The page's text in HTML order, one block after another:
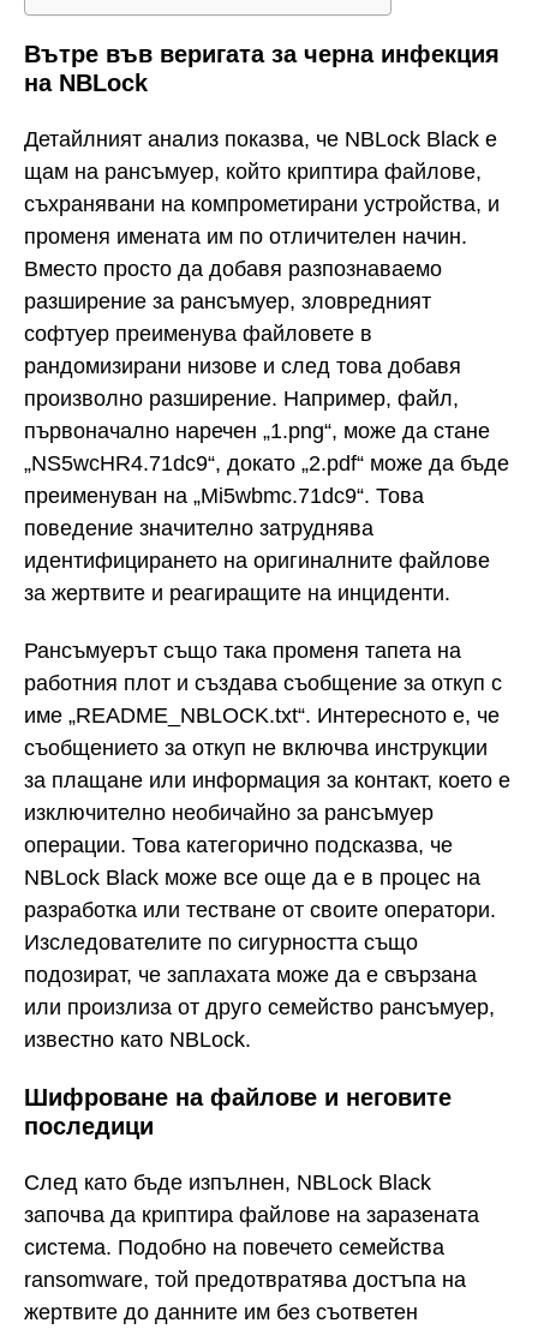
Вътре във веригата за черна инфекция
на NBLock
Детайлният анализ показва, че NBLock Black е
щам на рансъмуер, който криптира файлове,
съхранявани на компрометирани устройства, и
променя имената им по отличителен начин.
Вместо просто да добавя разпознаваемо
разширение за рансъмуер, зловредният
софтуер преименува файловете в
рандомизирани низове и след това добавя
произволно разширение. Например, файл,
първоначално наречен „1.png“, може да стане
„NS5wcHR4.71dc9“, докато „2.pdf“ може да бъде
преименуван на „Mi5wbmc.71dc9“. Това
поведение значително затруднява
идентифицирането на оригиналните файлове
за жертвите и реагиращите на инциденти.
Рансъмуерът също така променя тапета на
работния плот и създава съобщение за откуп с
име „README_NBLOCK.txt“. Интересното е, че
съобщението за откуп не включва инструкции
за плащане или информация за контакт, което е
изключително необичайно за рансъмуер
операции. Това категорично подсказва, че
NBLock Black може все още да е в процес на
разработка или тестване от своите оператори.
Изследователите по сигурността също
подозират, че заплахата може да е свързана
или произлиза от друго семейство рансъмуер,
известно като NBLock.
Шифроване на файлове и неговите
последици
След като бъде изпълнен, NBLock Black
започва да криптира файлове на заразената
система. Подобно на повечето семейства
ransomware, той предотвратява достъпа на
жертвите до данните им без съответен